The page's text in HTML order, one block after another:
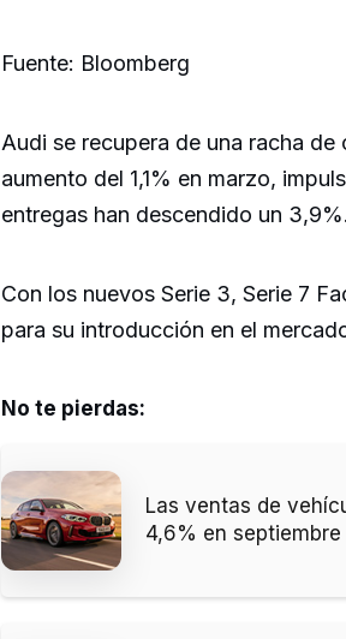
Fuente: Bloomberg
Audi se recupera de una racha
aumento del 1,1% en marzo,
entregas han descendido un 3,9%.
Con los nuevos Serie 3, Serie 7
para su introducción en el
No te pierdas:
Las ventas de
4,6% en septiembre